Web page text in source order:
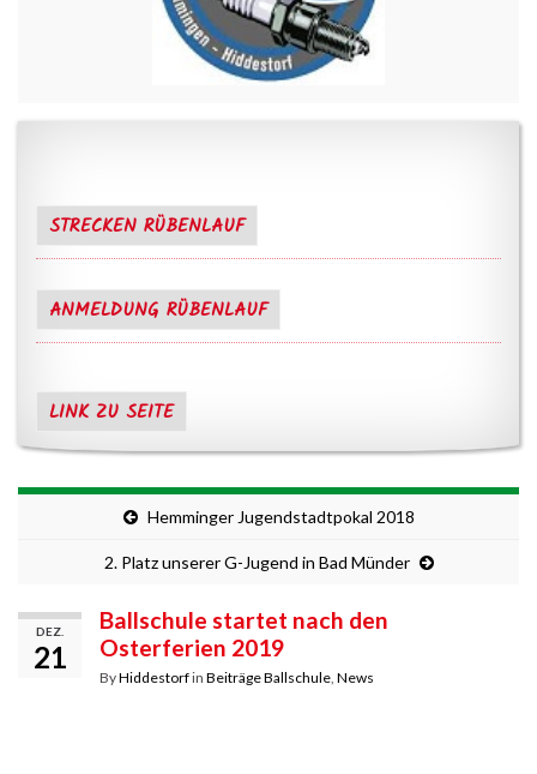
STRECKEN RÜBENLAUF
ANMELDUNG RÜBENLAUF
LINK ZU SEITE
Hemminger Jugendstadtpokal 2018
2. Platz unserer G-Jugend in Bad Münder
DEZ.
21
Ballschule startet nach den
Osterferien 2019
ByHiddestorfin Beiträge Ballschule, News